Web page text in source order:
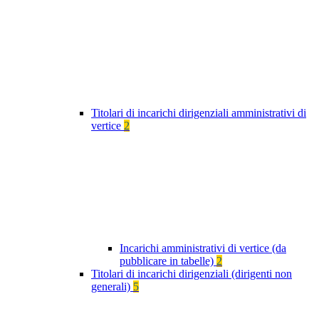
Titolari di incarichi dirigenziali amministrativi di
vertice 2
Incarichi amministrativi di vertice (da
pubblicare in tabelle) 2
Titolari di incarichi dirigenziali (dirigenti non
generali) 5